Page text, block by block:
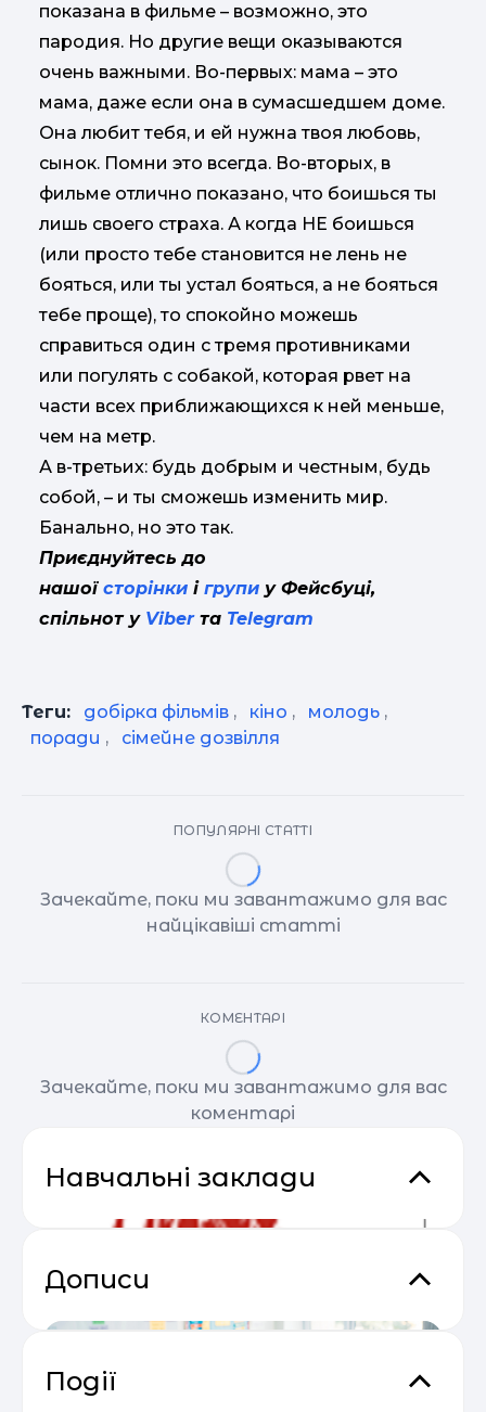
показана в фильме – возможно, это
пародия. Но другие вещи оказываются
очень важными. Во-первых: мама – это
мама, даже если она в сумасшедшем доме.
Она любит тебя, и ей нужна твоя любовь,
сынок. Помни это всегда. Во-вторых, в
фильме отлично показано, что боишься ты
лишь своего страха. А когда НЕ боишься
(или просто тебе становится не лень не
бояться, или ты устал бояться, а не бояться
тебе проще), то спокойно можешь
справиться один с тремя противниками
или погулять с собакой, которая рвет на
части всех приближающихся к ней меньше,
чем на метр.
А в-третьих: будь добрым и честным, будь
собой, – и ты сможешь изменить мир.
Банально, но это так.
Приєднуйтесь до
нашої сторінки і групи у Фейсбуці,
спільнот у Viberта Telegram
Теги: добірка фільмів , кіно , молодь ,
поради , сімейне дозвілля
ПОПУЛЯРНІ СТАТТІ
Зачекайте, поки ми завантажимо для вас
найцікавіші статті
КОМЕНТАРІ
Зачекайте, поки ми завантажимо для вас
коментарі
Навчальні заклади
Дописи
Події